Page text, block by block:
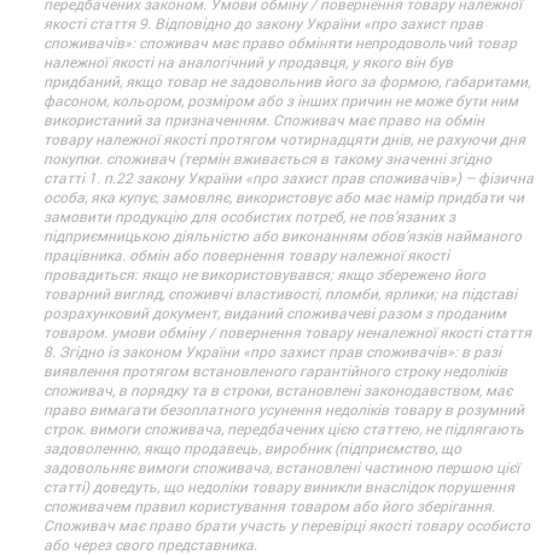
якості стаття 9. Відповідно до закону України «про захист прав
споживачів»: споживач має право обміняти непродовольчий товар
належної якості на аналогічний у продавця, у якого він був
придбаний, якщо товар не задовольнив його за формою, габаритами,
фасоном, кольором, розміром або з інших причин не може бути ним
використаний за призначенням. Споживач має право на обмін
товару належної якості протягом чотирнадцяти днів, не рахуючи дня
покупки. споживач (термін вживається в такому значенні згідно
статті 1. п.22 закону України «про захист прав споживачів») – фізична
особа, яка купує, замовляє, використовує або має намір придбати чи
замовити продукцію для особистих потреб, не пов’язаних з
підприємницькою діяльністю або виконанням обов’язків найманого
працівника. обмін або повернення товару належної якості
провадиться: якщо не використовувався; якщо збережено його
товарний вигляд, споживчі властивості, пломби, ярлики; на підставі
розрахунковий документ, виданий споживачеві разом з проданим
товаром. умови обміну / повернення товару неналежної якості стаття
8. Згідно із законом України «про захист прав споживачів»: в разі
виявлення протягом встановленого гарантійного строку недоліків
споживач, в порядку та в строки, встановлені законодавством, має
право вимагати безоплатного усунення недоліків товару в розумний
строк. вимоги споживача, передбачених цією статтею, не підлягають
задоволенню, якщо продавець, виробник (підприємство, що
задовольняє вимоги споживача, встановлені частиною першою цієї
статті) доведуть, що недоліки товару виникли внаслідок порушення
споживачем правил користування товаром або його зберігання.
Споживач має право брати участь у перевірці якості товару особисто
або через свого представника.